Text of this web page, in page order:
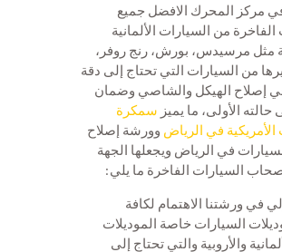
مركز المحرك الافضل جميع
الفاخرة من السيارات الألمانية
مثل مرسيدس، بورش، رنج روفر،
من السيارات التي تحتاج إلى دقة
في إصلاح الهيكل والشاصي وضمان
حالته الأولى، ما يميز سمكرة
الأمريكية في الرياض وورشة إصلاح
في الرياض ويجعلها الجهة
السيارات الفاخرة ما يلي:
في ورشتنا الاهتمام لكافة
السيارات خاصة الموديلات
والأروبية والتي تحتاج إلى